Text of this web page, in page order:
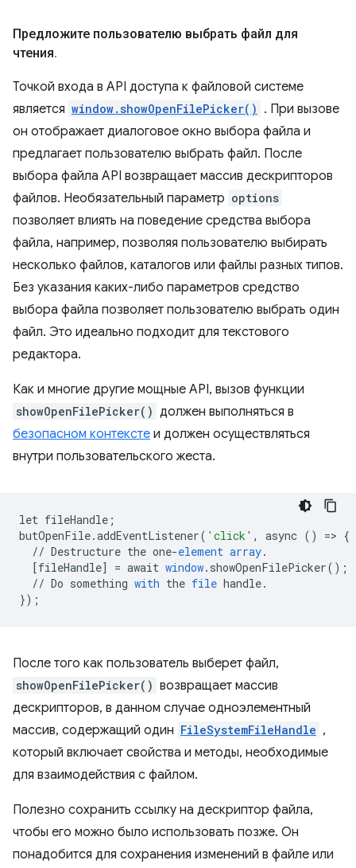
Предложите пользователю выбрать файл для
чтения.
Точкой входа в API доступа к файловой системе
является window.showOpenFilePicker() . При вызове
он отображает диалоговое окно выбора файла и
предлагает пользователю выбрать файл. После
выбора файла API возвращает массив дескрипторов
файлов. Необязательный параметр options
позволяет влиять на поведение средства выбора
файла, например, позволяя пользователю выбирать
несколько файлов, каталогов или файлы разных типов.
Без указания каких-либо параметров средство
выбора файла позволяет пользователю выбрать один
файл. Это идеально подходит для текстового
редактора.
Как и многие другие мощные API, вызов функции
showOpenFilePicker() должен выполняться в
безопасном контексте и должен осуществляться
внутри пользовательского жеста.
let fileHandle ;
butOpenFile.addEventListener( 'click' , async () => {
// Destructure the one-element array.
[fileHandle] = await window. showOpenFilePicker();
// Do something with the file handle.
});
После того как пользователь выберет файл,
showOpenFilePicker() возвращает массив
дескрипторов, в данном случае одноэлементный
массив, содержащий один FileSystemFileHandle ,
который включает свойства и методы, необходимые
для взаимодействия с файлом.
Полезно сохранить ссылку на дескриптор файла,
чтобы его можно было использовать позже. Он
понадобится для сохранения изменений в файле или